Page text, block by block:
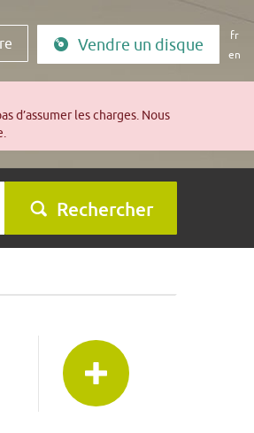
d’assumer les charges. Nous
Vendre un disque
fr
en
Rechercher